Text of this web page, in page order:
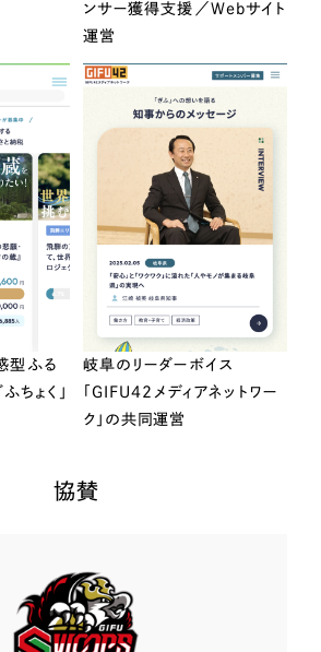
ンサー獲得支援／Webサイト
運営
型ふる
ちょく」
岐阜のリーダーボイス
「GIFU42メディアネットワー
ク」の共同運営
協賛